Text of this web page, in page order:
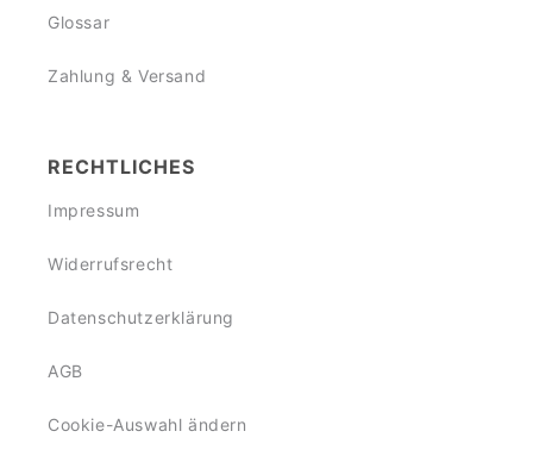
Glossar
Zahlung & Versand
RECHTLICHES
Impressum
Widerrufsrecht
Datenschutzerklärung
AGB
Cookie-Auswahl ändern